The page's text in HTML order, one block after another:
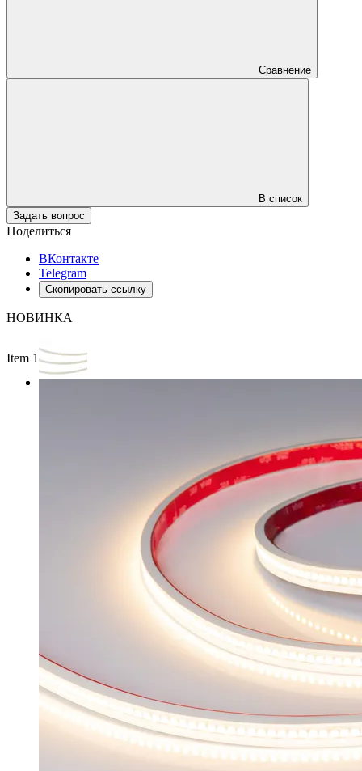
Сравнение
В список
Задать вопрос
Поделиться
ВКонтакте
Telegram
Скопировать ссылку
НОВИНКА
Item 1 of 2